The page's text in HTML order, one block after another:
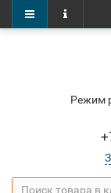
Режим